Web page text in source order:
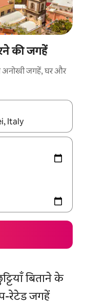
की जगहें
अनोखी जगहें, घर और
का इस्तेमाल करके नेविगेट
बिताने के
रेटेड जगहें